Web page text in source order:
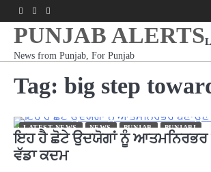
to
content
Facebook
YoutubeInstagram
PUNJAB ALERTS
News from Punjab, For Punjab
Tag: big step
LATEST NEWS NEWS PUNJAB PUNJABI
ਇਹ ਹੈ ਛੋਟੇ ਉਦਯੋਗਾਂ ਨੂੰ
ਵੱਡਾ ਕਦਮ